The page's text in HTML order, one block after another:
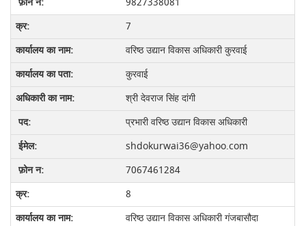
7
वरिष्‍ठ उद्यान विकास अधिकारी कुरवाई
कुरवाई
श्री देवराज सिंह दांगी
प्रभारी वरिष्‍ठ उद्यान विकास अधिकारी
shdokurwai36@yahoo.com
7067461284
8
वरिष्‍ठ उद्यान विकास अधिकारी गंजबासौदा